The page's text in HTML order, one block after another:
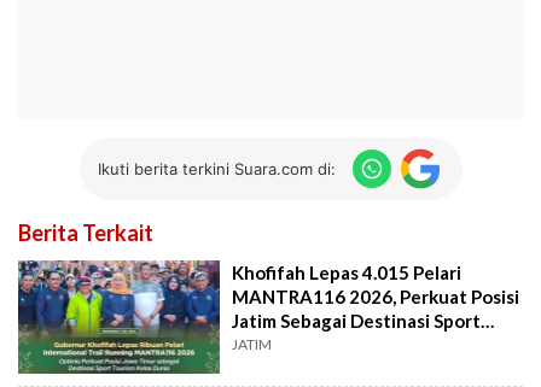
Ikuti berita terkini Suara.com di:
Berita Terkait
Khofifah Lepas 4.015 Pelari
MANTRA116 2026, Perkuat Posisi
Jatim Sebagai Destinasi Sport
Tourism
JATIM